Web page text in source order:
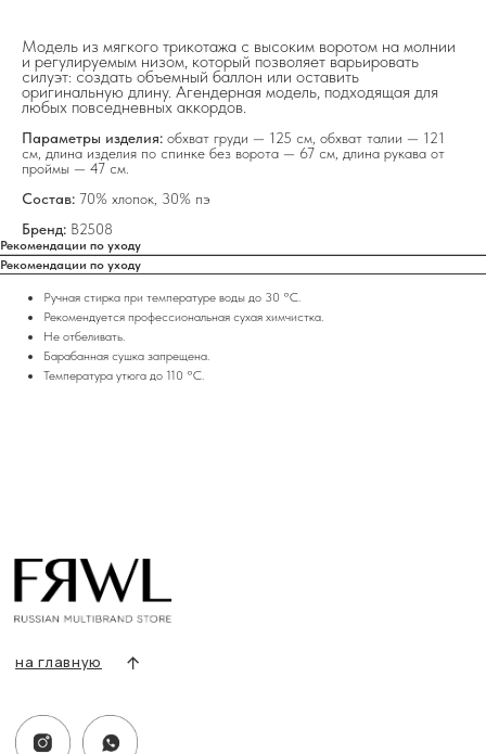
Модель из мягкого трикотажа с высоким воротом на молнии
и регулируемым низом, который позволяет варьировать
силуэт: создать объемный баллон или оставить
оригинальную длину. Агендерная модель, подходящая для
любых повседневных аккордов.
Параметры изделия: обхват груди — 125 см, обхват талии — 121
см, длина изделия по спинке без ворота — 67 см, длина рукава от
проймы — 47 см.
Состав: 70% хлопок, 30% пэ
Бренд: B2508
Рекомендации по уходу
Рекомендации по уходу
Ручная стирка при температуре воды до 30 °C.
Рекомендуется профессиональная сухая химчистка.
Не отбеливать.
Барабанная сушка запрещена.
Температура утюга до 110 °C.
Разделы сайта
Все товары
Разделы товаров
Политика конфиденциальности
Публичная оферта
на главную
г. Казань, ул. Кремлевская, 2а ПН-ВС с 11:00 до 20:00
Адрес:
г. Казань, ул. Проспект Победы, 141 ТЦ МЕГА
info@frwl.store
+7 919 690-30-30